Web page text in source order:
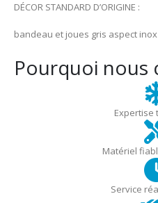
DÉCOR STANDARD D’ORIGINE :
bandeau et joues gris aspect inox
Pourquoi nous
Expertise
Matériel
Service